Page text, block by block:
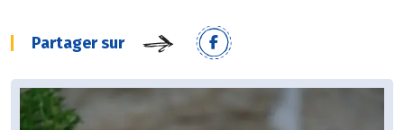
Partager sur